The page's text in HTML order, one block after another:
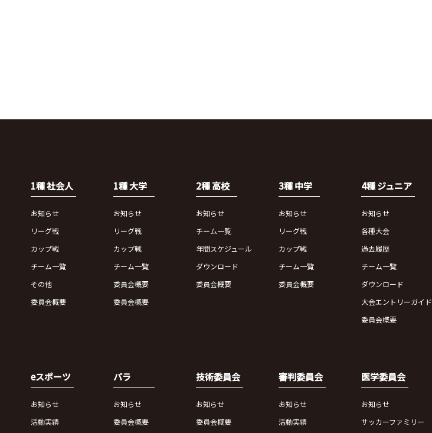
1種 社会人
お知らせ
リーグ戦
カップ戦
チーム一覧
その他
委員会概要
1種 大学
お知らせ
リーグ戦
カップ戦
チーム一覧
委員会概要
委員会概要
2種 高校
お知らせ
チーム一覧
年間スケジュール
ダウンロード
委員会概要
3種 中学
お知らせ
リーグ戦
カップ戦
チーム一覧
委員会概要
4種 ジュニア
お知らせ
各種大会
過去履歴
チーム一覧
ダウンロード
大会エントリーガイド
委員会概要
eスポーツ
お知らせ
活動実績
パラ
お知らせ
委員会概要
技術委員会
お知らせ
委員会概要
審判委員会
お知らせ
活動実績
医学委員会
お知らせ
サッカーファミリー